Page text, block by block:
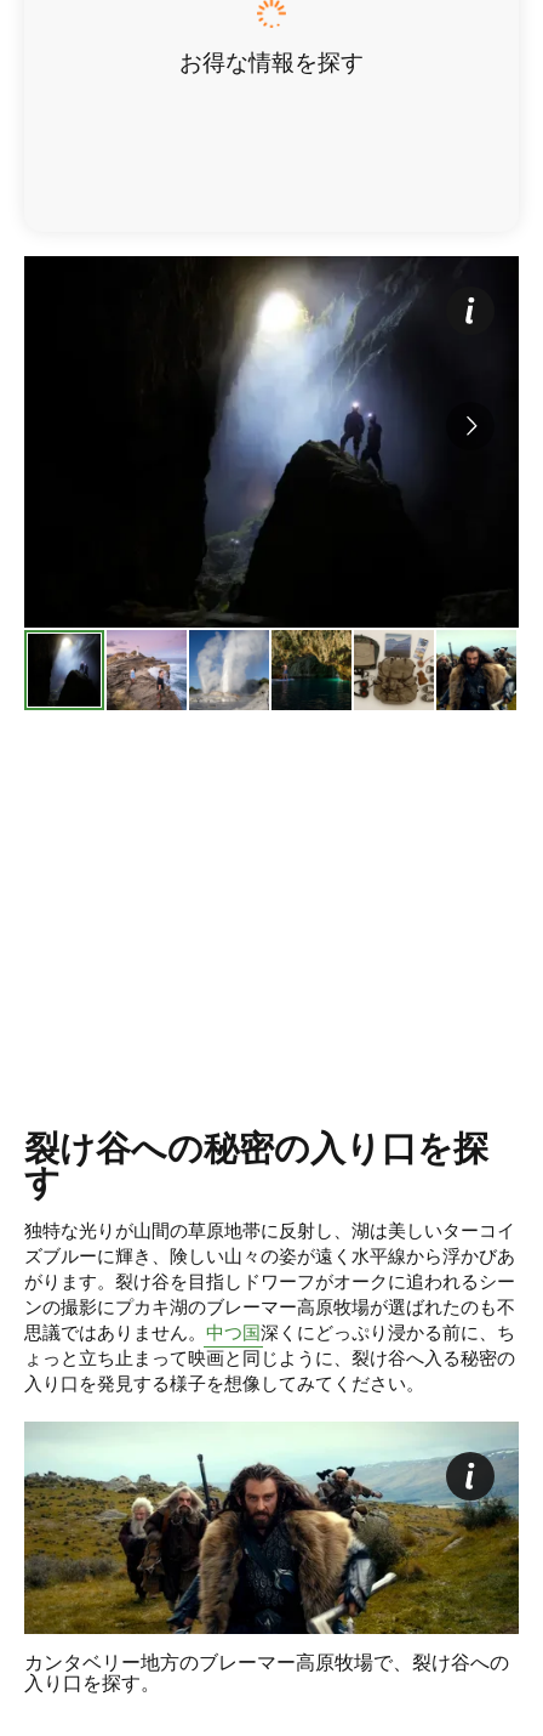
お得な情報を探す
裂け谷への秘密の入り口を探
す
独特な光りが山間の草原地帯に反射し、湖は美しいターコイ
ズブルーに輝き、険しい山々の姿が遠く水平線から浮かびあ
がります。裂け谷を目指しドワーフがオークに追われるシー
ンの撮影にプカキ湖のブレーマー高原牧場が選ばれたのも不
思議ではありません。 中つ国深くにどっぷり浸かる前に、ち
ょっと立ち止まって映画と同じように、裂け谷へ入る秘密の
入り口を発見する様子を想像してみてください。
カンタベリー地方のブレーマー高原牧場で、裂け谷への
入り口を探す。